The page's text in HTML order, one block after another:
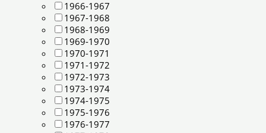
1966-1967
1967-1968
1968-1969
1969-1970
1970-1971
1971-1972
1972-1973
1973-1974
1974-1975
1975-1976
1976-1977